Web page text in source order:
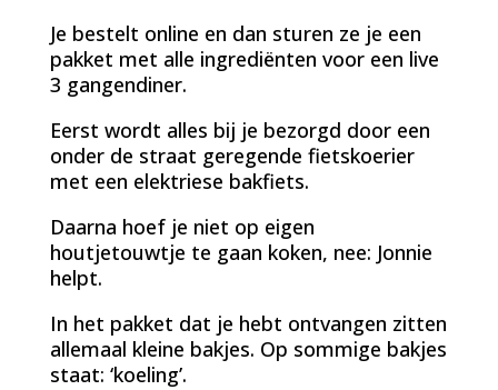
Je bestelt online en dan sturen ze je een
pakket met alle ingrediënten voor een live
3 gangendiner.
Eerst wordt alles bij je bezorgd door een
onder de straat geregende fietskoerier
met een elektriese bakfiets.
Daarna hoef je niet op eigen
houtjetouwtje te gaan koken, nee: Jonnie
helpt.
In het pakket dat je hebt ontvangen zitten
allemaal kleine bakjes. Op sommige bakjes
staat: ‘koeling’.